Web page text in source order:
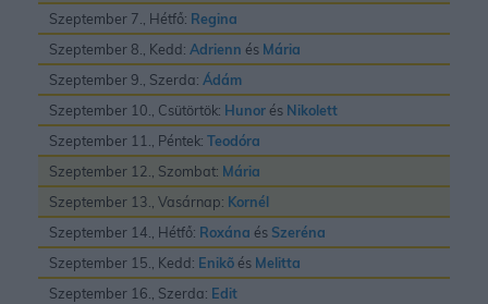
Szeptember 7., Hétfő: Regina
Szeptember 8., Kedd: Adrienn és Mária
Szeptember 9., Szerda: Ádám
Szeptember 10., Csütörtök: Hunor és Nikolett
Szeptember 11., Péntek: Teodóra
Szeptember 12., Szombat: Mária
Szeptember 13., Vasárnap: Kornél
Szeptember 14., Hétfő: Roxána és Szeréna
Szeptember 15., Kedd: Enikõ és Melitta
Szeptember 16., Szerda: Edit